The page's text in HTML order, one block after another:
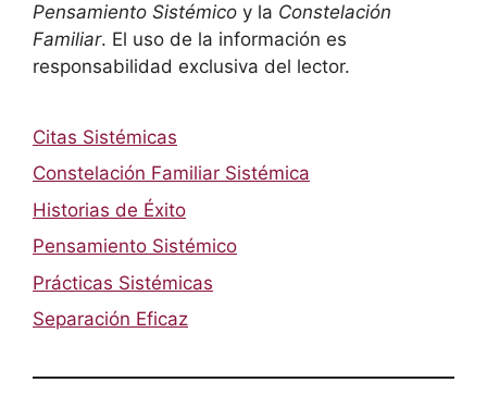
Pensamiento Sistémico y la Constelación
Familiar. El uso de la información es
responsabilidad exclusiva del lector.
Citas Sistémicas
Constelación Familiar Sistémica
Historias de Éxito
Pensamiento Sistémico
Prácticas Sistémicas
Separación Eficaz